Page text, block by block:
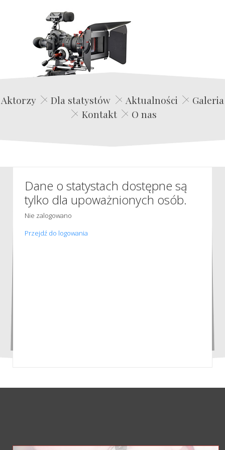
Edwin Film Agencja Aktorska
Aktorzy Dla statystów Aktualności
Galeria
Kontakt
O nas
Dane o statystach dostępne są
tylko dla upoważnionych osób.
Nie zalogowano
Przejdź do logowania